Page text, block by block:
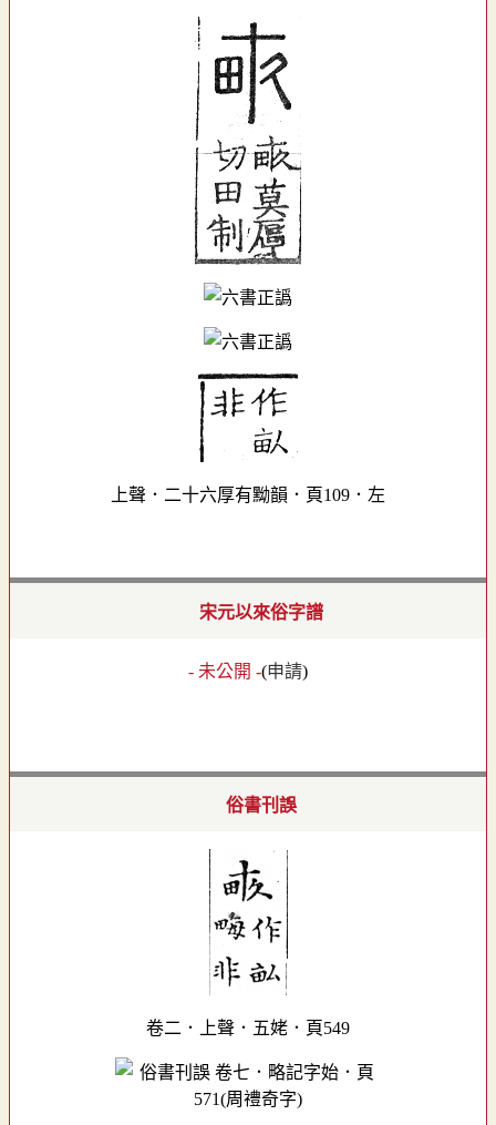
上聲．二十六厚有黝韻．頁109．左
宋元以來俗字譜
- 未公開 -(申請)
俗書刊誤
卷二．上聲．五姥．頁549